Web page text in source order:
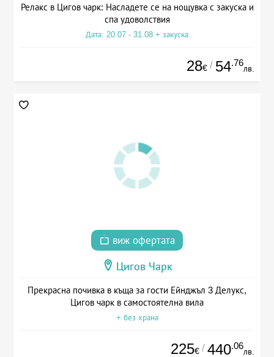
Релакс в Цигов чарк: Насладете се на нощувка с закуска и
спа удоволствия
Дата: 20.07 - 31.08 + закуска
28€ / 54.76
лв.
виж офертата
Цигов Чарк
Прекрасна почивка в къща за гости Ейнджъл 3 Делукс,
Цигов чарк в самостоятелна вила
+ без храна
225€ / 440.06
лв.